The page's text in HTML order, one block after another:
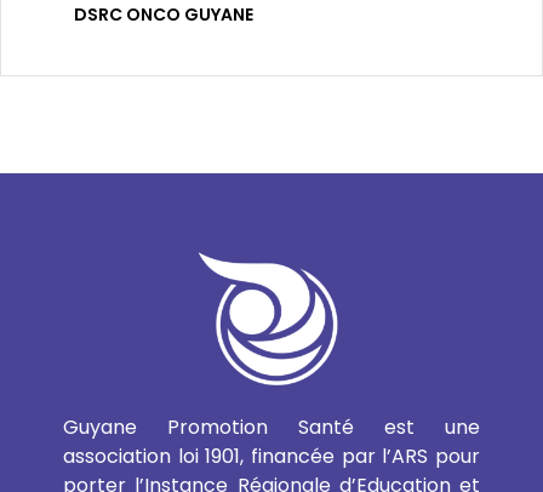
DSRC ONCO GUYANE
Guyane Promotion Santé est une
association loi 1901, financée par l’ARS pour
porter l’Instance Régionale d’Education et